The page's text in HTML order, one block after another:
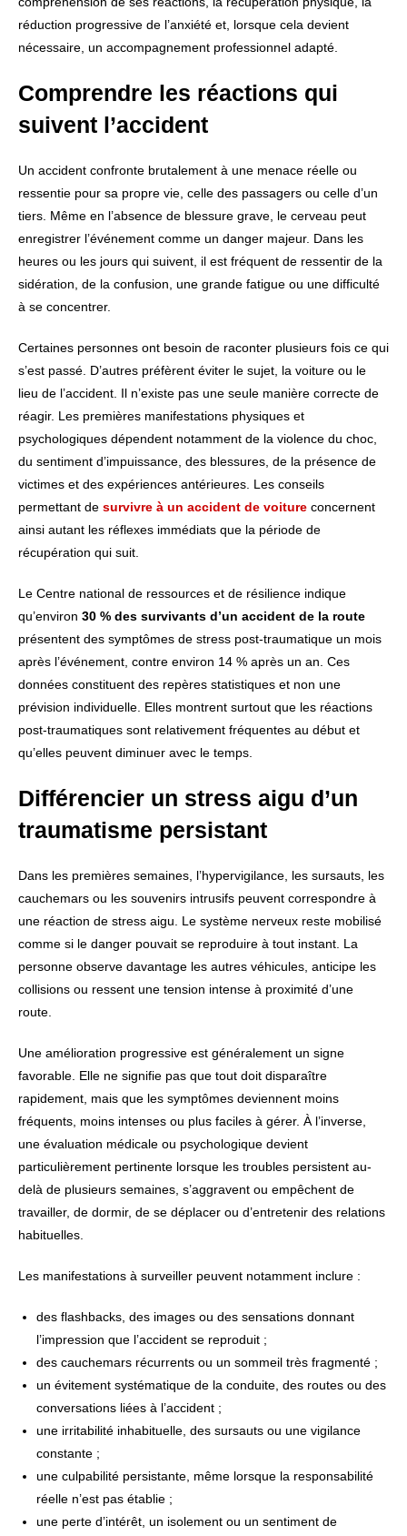
réduction progressive de l’anxiété et, lorsque cela devient
nécessaire, un accompagnement professionnel adapté.
Comprendre les réactions qui
suivent l’accident
Un accident confronte brutalement à une menace réelle ou
ressentie pour sa propre vie, celle des passagers ou celle d’un
tiers. Même en l’absence de blessure grave, le cerveau peut
enregistrer l’événement comme un danger majeur. Dans les
heures ou les jours qui suivent, il est fréquent de ressentir de la
sidération, de la confusion, une grande fatigue ou une difficulté
à se concentrer.
Certaines personnes ont besoin de raconter plusieurs fois ce qui
s’est passé. D’autres préfèrent éviter le sujet, la voiture ou le
lieu de l’accident. Il n’existe pas une seule manière correcte de
réagir. Les premières manifestations physiques et
psychologiques dépendent notamment de la violence du choc,
du sentiment d’impuissance, des blessures, de la présence de
victimes et des expériences antérieures. Les conseils
permettant de survivre à un accident de voiture concernent
ainsi autant les réflexes immédiats que la période de
récupération qui suit.
Le Centre national de ressources et de résilience indique
qu’environ 30 % des survivants d’un accident de la route
présentent des symptômes de stress post-traumatique un mois
après l’événement, contre environ 14 % après un an. Ces
données constituent des repères statistiques et non une
prévision individuelle. Elles montrent surtout que les réactions
post-traumatiques sont relativement fréquentes au début et
qu’elles peuvent diminuer avec le temps.
Différencier un stress aigu d’un
traumatisme persistant
Dans les premières semaines, l’hypervigilance, les sursauts, les
cauchemars ou les souvenirs intrusifs peuvent correspondre à
une réaction de stress aigu. Le système nerveux reste mobilisé
comme si le danger pouvait se reproduire à tout instant. La
personne observe davantage les autres véhicules, anticipe les
collisions ou ressent une tension intense à proximité d’une
route.
Une amélioration progressive est généralement un signe
favorable. Elle ne signifie pas que tout doit disparaître
rapidement, mais que les symptômes deviennent moins
fréquents, moins intenses ou plus faciles à gérer. À l’inverse,
une évaluation médicale ou psychologique devient
particulièrement pertinente lorsque les troubles persistent au-
delà de plusieurs semaines, s’aggravent ou empêchent de
travailler, de dormir, de se déplacer ou d’entretenir des relations
habituelles.
Les manifestations à surveiller peuvent notamment inclure :
des flashbacks, des images ou des sensations donnant
l’impression que l’accident se reproduit ;
des cauchemars récurrents ou un sommeil très fragmenté ;
un évitement systématique de la conduite, des routes ou des
conversations liées à l’accident ;
une irritabilité inhabituelle, des sursauts ou une vigilance
constante ;
une culpabilité persistante, même lorsque la responsabilité
réelle n’est pas établie ;
une perte d’intérêt, un isolement ou un sentiment de